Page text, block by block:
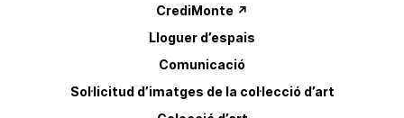
CrediMonte ↗
Lloguer d’espais
Comunicació
Sol·licitud d’imatges de la col·lecció d’art